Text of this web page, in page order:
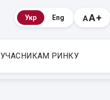
Укр Eng
УЧАСНИКАМ РИНКУ